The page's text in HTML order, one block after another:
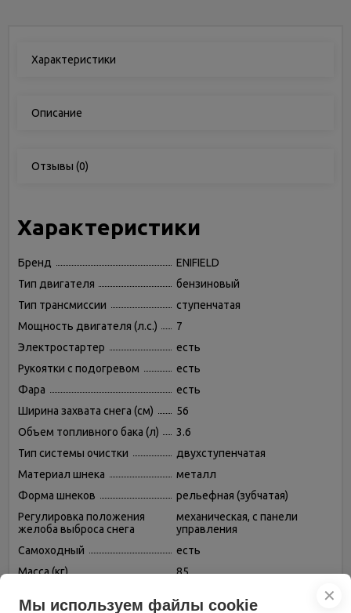
Характеристики
Описание
Отзывы (0)
Характеристики
Бренд
ENIFIELD
Тип двигателя
бензиновый
Тип трансмиссии
ступенчатая
Мощность двигателя (л.с.)
7
Электростартер
есть
Рукоятки с подогревом
есть
Фара
есть
Ширина захвата снега (см)
56
Объем топливного бака (л)
3.6
Тип системы очистки
двухступенчатая
Материал шнека
металл
Форма шнеков
рельефная (зубчатая)
Регулировка положения
желоба выброса снега
механическая, с панели
управления
Самоходный
есть
Масса (кг)
85
✕
Мы используем файлы cookie